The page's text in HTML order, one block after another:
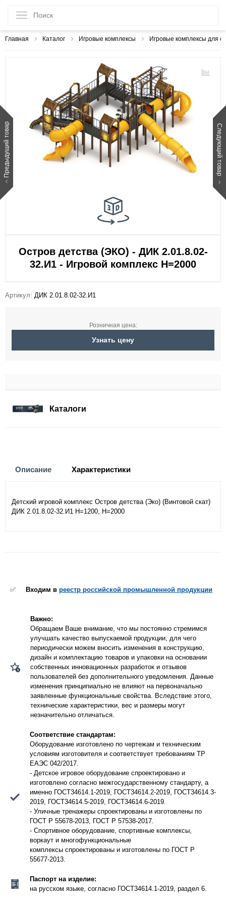
Главная Каталог Игровые комплексы Игровые комплексы для
Предыдущий товар Следующий товар
Остров детства (ЭКО) - ДИК 2.01.8.02-
32.И1 - Игровой комплекс H=2000
Артикул: ДИК 2.01.8.02-32.И1
Розничная цена:
Узнать цену
Каталоги
Описание Характеристики
Детский игровой комплекс Остров детства (Эко) (Винтовой скат)
ДИК 2.01.8.02-32.И1 Н=1200, Н=2000
✅ Входим в реестр российской промышленной продукции
Важно:
Обращаем Ваше внимание, что мы постоянно стремимся
улучшать качество выпускаемой продукции, для чего
периодически можем вносить изменения в конструкцию,
дизайн и комплектацию товаров и упаковки на основании
собственных инновационных разработок и отзывов
пользователей без дополнительного уведомления. Данные
изменения принципиально не влияют на первоначально
заявленные функциональные свойства. Вследствие этого,
технические характеристики, вес и размеры могут
незначительно отличаться.
Соответствие стандартам:
Оборудование изготовлено по чертежам и техническим
условиям изготовителя и соответствует требованиям ТР
ЕАЭС 042/2017.
- Детское игровое оборудование спроектировано и
изготовлено согласно межгосударственному стандарту, а
именно ГОСТ34614.1-2019, ГОСТ34614.2-2019, ГОСТ34614.3-
2019, ГОСТ34614.5-2019, ГОСТ34614.6-2019.
- Уличные тренажеры спроектированы и изготовлены по
ГОСТ Р 55678-2013, ГОСТ Р 57538-2017.
- Спортивное оборудование, спортивные комплексы,
воркаут и многофункциональные
комплексы спроектированы и изготовлены по ГОСТ Р
55677-2013.
Паспорт на изделие:
на русском языке, согласно ГОСТ34614.1-2019, раздел 6.